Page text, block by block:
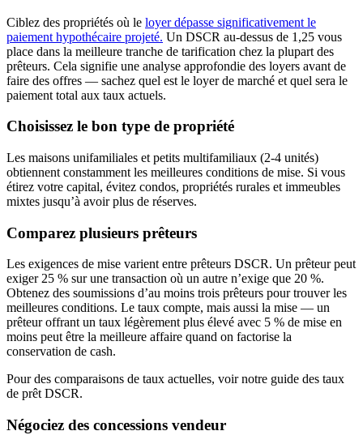
Ciblez des propriétés où le loyer dépasse significativement le
paiement hypothécaire projeté. Un DSCR au-dessus de 1,25 vous
place dans la meilleure tranche de tarification chez la plupart des
prêteurs. Cela signifie une analyse approfondie des loyers avant de
faire des offres — sachez quel est le loyer de marché et quel sera le
paiement total aux taux actuels.
Choisissez le bon type de propriété
Les maisons unifamiliales et petits multifamiliaux (2-4 unités)
obtiennent constamment les meilleures conditions de mise. Si vous
étirez votre capital, évitez condos, propriétés rurales et immeubles
mixtes jusqu’à avoir plus de réserves.
Comparez plusieurs prêteurs
Les exigences de mise varient entre prêteurs DSCR. Un prêteur peut
exiger 25 % sur une transaction où un autre n’exige que 20 %.
Obtenez des soumissions d’au moins trois prêteurs pour trouver les
meilleures conditions. Le taux compte, mais aussi la mise — un
prêteur offrant un taux légèrement plus élevé avec 5 % de mise en
moins peut être la meilleure affaire quand on factorise la
conservation de cash.
Pour des comparaisons de taux actuelles, voir notre guide des taux
de prêt DSCR.
Négociez des concessions vendeur